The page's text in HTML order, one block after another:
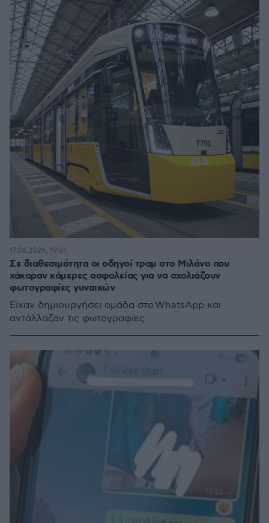
Σε διαθεσιμότητα οι οδηγοί τραμ στο Μιλάνο που
χάκαραν κάμερες ασφαλείας για να σχολιάζουν
φωτογραφίες γυναικών
Είχαν δημιουργήσει ομάδα στο WhatsApp και
αντάλλαζαν τις φωτογραφίες
17.06.2026, 19:01